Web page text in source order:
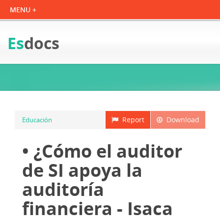
Esdocs
Download
Report
Educación
• ¿Cómo el auditor
de SI apoya la
auditoría
financiera - Isaca